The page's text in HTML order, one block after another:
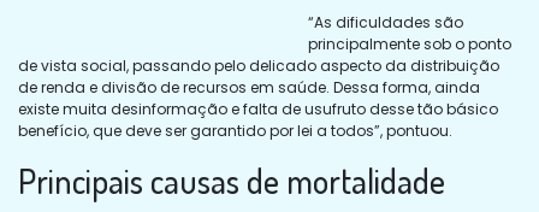
“As dificuldades são
principalmente sob o ponto
de vista social, passando pelo delicado aspecto da distribuição
de renda e divisão de recursos em saúde. Dessa forma, ainda
existe muita desinformação e falta de usufruto desse tão básico
benefício, que deve ser garantido por lei a todos”, pontuou.
Principais causas de mortalidade